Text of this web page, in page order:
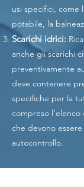
usi specifici, come
potabile, la
Scarichi idrici:
anche gli scarichi
preventivamente
deve contenere
specifiche per la
compreso
che devono
autocontrollo.